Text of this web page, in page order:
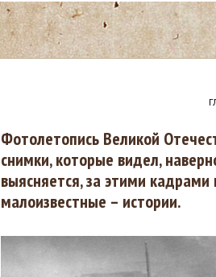
В
ы
з
д
Фотолетопись Великой
снимки, которые видел,
выясняется, за этими
малоизвестные – истории.